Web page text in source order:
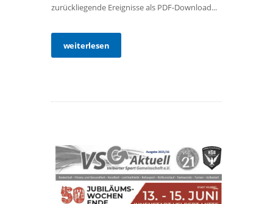
zurückliegende Ereignisse als PDF-Download...
weiterlesen